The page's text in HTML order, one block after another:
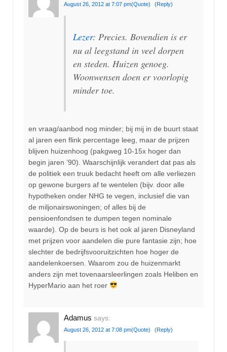
August 26, 2012 at 7:07 pm(Quote) (Reply)
Lezer: Precies. Bovendien is er
nu al leegstand in veel dorpen
en steden. Huizen genoeg.
Woonwensen doen er voorlopig
minder toe.
en vraag/aanbod nog minder; bij mij in de buurt staat
al jaren een flink percentage leeg, maar de prijzen
blijven huizenhoog (pakgweg 10-15x hoger dan
begin jaren ’90). Waarschijnlijk verandert dat pas als
de politiek een truuk bedacht heeft om alle verliezen
op gewone burgers af te wentelen (bijv. door alle
hypotheken onder NHG te vegen, inclusief die van
de miljonairswoningen; of alles bij de
pensioenfondsen te dumpen tegen nominale
waarde). Op de beurs is het ook al jaren Disneyland
met prijzen voor aandelen die pure fantasie zijn; hoe
slechter de bedrijfsvooruitzichten hoe hoger de
aandelenkoersen. Waarom zou de huizenmarkt
anders zijn met tovenaarsleerlingen zoals Heliben en
HyperMario aan het roer
Adamus says:
August 26, 2012 at 7:08 pm(Quote) (Reply)